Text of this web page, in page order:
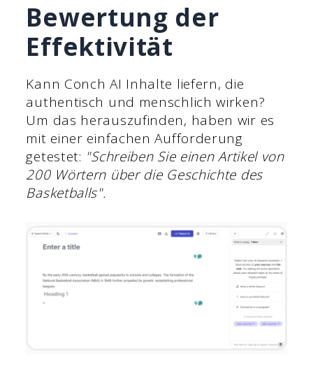
Bewertung der
Effektivität
Kann Conch AI Inhalte liefern, die
authentisch und menschlich wirken?
Um das herauszufinden, haben wir es
mit einer einfachen Aufforderung
getestet: "Schreiben Sie einen Artikel von
200 Wörtern über die Geschichte des
Basketballs".